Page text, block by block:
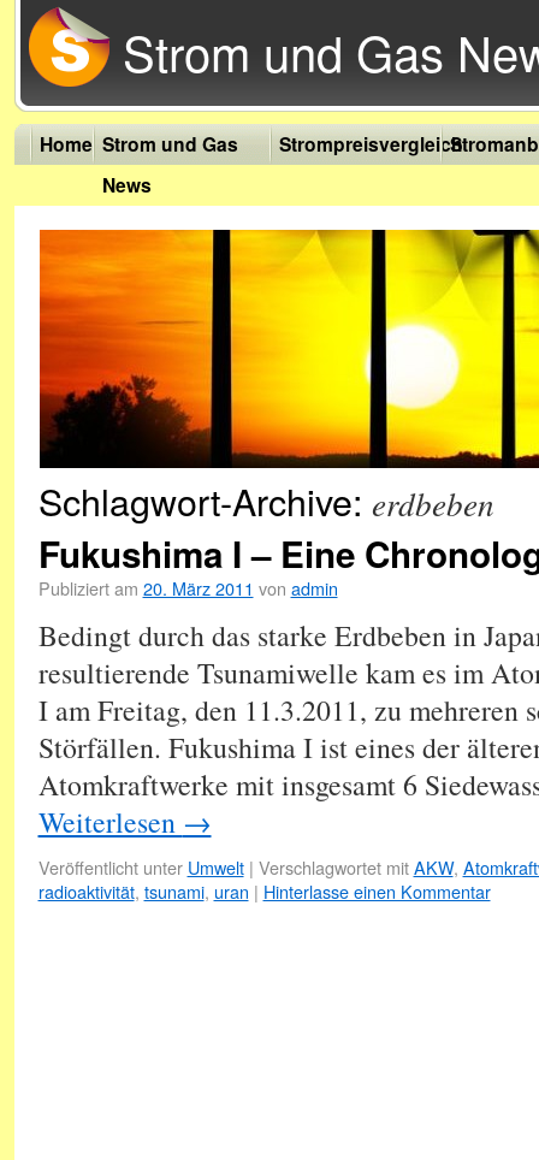
Strom und Gas
Home Strom und Gas
News
Strompreisvergleich
Schlagwort-Archive: erdbeben
Fukushima I – Eine
Publiziert am 20. März 2011 von admin
Bedingt durch das starke Erdbeben in
resultierende Tsunamiwelle kam es im
I am Freitag, den 11.3.2011, zu mehreren
Störfällen. Fukushima I ist eines der
Atomkraftwerke mit insgesamt 6
Weiterlesen →
Veröffentlicht unter Umwelt | Verschlagwortet mit AKW,
radioaktivität, tsunami, uran | Hinterlasse einen Kommentar